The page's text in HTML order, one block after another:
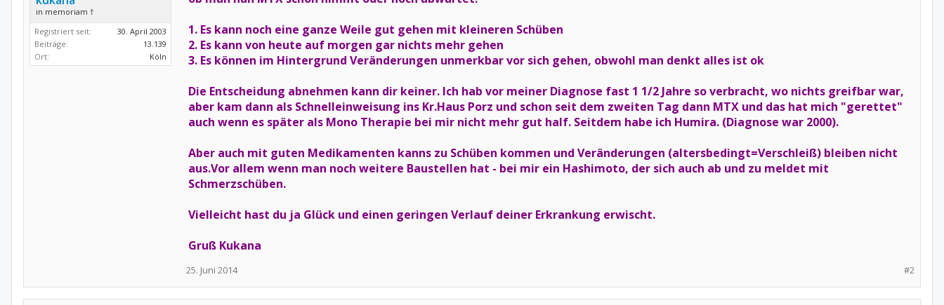
in memoriam †
Registriert seit:
30. April 2003
Beiträge:
13.139
Ort:
Köln
1. Es kann noch eine ganze Weile gut gehen mit kleineren Schüben
2. Es kann von heute auf morgen gar nichts mehr gehen
3. Es können im Hintergrund Veränderungen unmerkbar vor sich gehen, obwohl man denkt alles ist ok
Die Entscheidung abnehmen kann dir keiner. Ich hab vor meiner Diagnose fast 1 1/2 Jahre so verbracht, wo nichts greifbar war,
aber kam dann als Schnelleinweisung ins Kr.Haus Porz und schon seit dem zweiten Tag dann MTX und das hat mich "gerettet"
auch wenn es später als Mono Therapie bei mir nicht mehr gut half. Seitdem habe ich Humira. (Diagnose war 2000).
Aber auch mit guten Medikamenten kanns zu Schüben kommen und Veränderungen (altersbedingt=Verschleiß) bleiben nicht
aus.Vor allem wenn man noch weitere Baustellen hat - bei mir ein Hashimoto, der sich auch ab und zu meldet mit
Schmerzschüben.
Vielleicht hast du ja Glück und einen geringen Verlauf deiner Erkrankung erwischt.
Gruß Kukana
#2
25. Juni 2014